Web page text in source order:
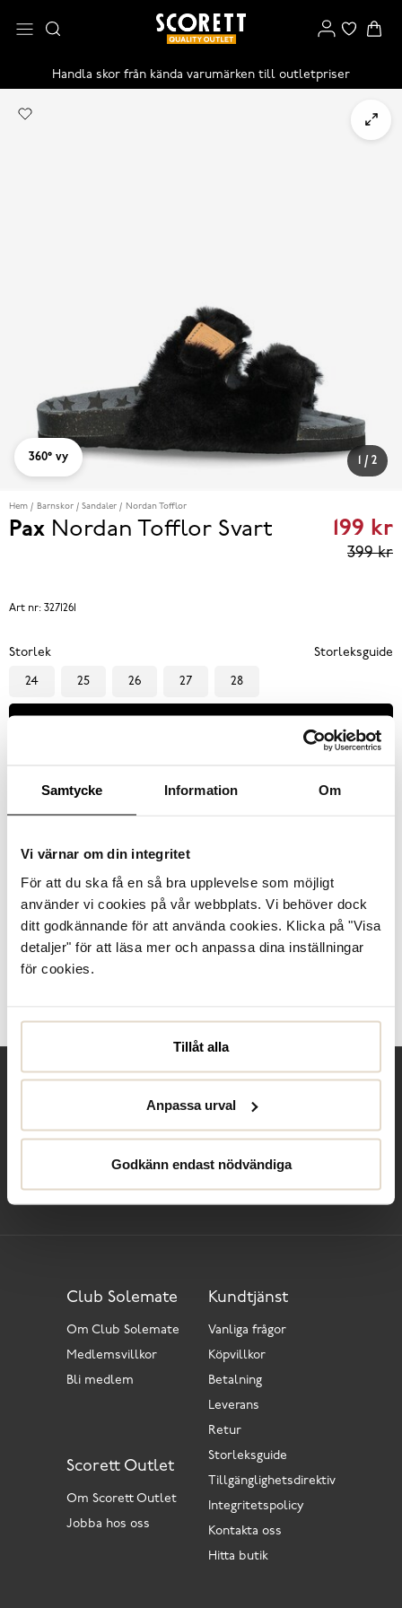
Samtycke Information Om
Vi värnar om din integritet
För att du ska få en så bra upplevelse som möjligt
använder vi cookies på vår webbplats. Vi behöver dock
ditt godkännande för att använda cookies. Klicka på "Visa
detaljer" för att läsa mer och anpassa dina inställningar
för cookies.
Tillåt alla
Anpassa urval
Godkänn endast nödvändiga
Handla skor från kända varumärken till outletpriser
/ 2
360° vy
Hem Barnskor Sandaler Nordan Tofflor
Pax Nordan Tofflor Svart
Current
399 kr
199 kr
399 kr
Art nr: 3271261
Storlek Storleksguide
24 25 26 27 28
Specifikationer
Skötselråd
Recensioner
Kundtjänst
Vanliga frågor
Köpvillkor
Betalning
Leverans
Retur
Storleksguide
Tillgänglighetsdirektiv
Integritetspolicy
Kontakta oss
Hitta butik
Scorett Outlet
Om Scorett Outlet
Jobba hos oss
Club Solemate
Om Club Solemate
Medlemsvillkor
Bli medlem